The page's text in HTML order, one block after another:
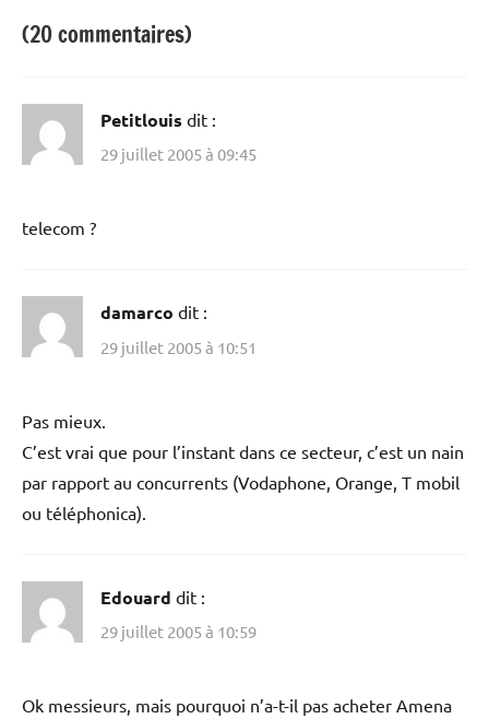
(20 commentaires)
Petitlouis dit :
29 juillet 2005 à 09:45
telecom ?
damarco dit :
29 juillet 2005 à 10:51
Pas mieux.
C’est vrai que pour l’instant dans ce secteur, c’est un nain
par rapport au concurrents (Vodaphone, Orange, T mobil
ou téléphonica).
Edouard dit :
29 juillet 2005 à 10:59
Ok messieurs, mais pourquoi n’a-t-il pas acheter Amena